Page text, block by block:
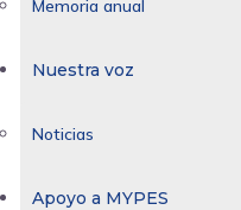
Memoria anual
Nuestra voz
Noticias
Apoyo a MYPES